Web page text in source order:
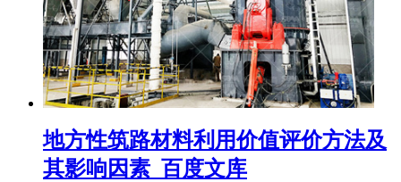
地方性筑路材料利用价值评价方法及
其影响因素_百度文库